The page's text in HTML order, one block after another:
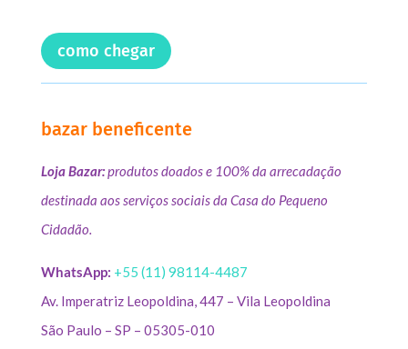
como chegar
bazar beneficente
Loja Bazar:produtos doados e 100% da arrecadação
destinada aos serviços sociais da Casa do Pequeno
Cidadão.
WhatsApp: +55 (11) 98114-4487
Av. Imperatriz Leopoldina, 447 – Vila Leopoldina
São Paulo – SP – 05305-010